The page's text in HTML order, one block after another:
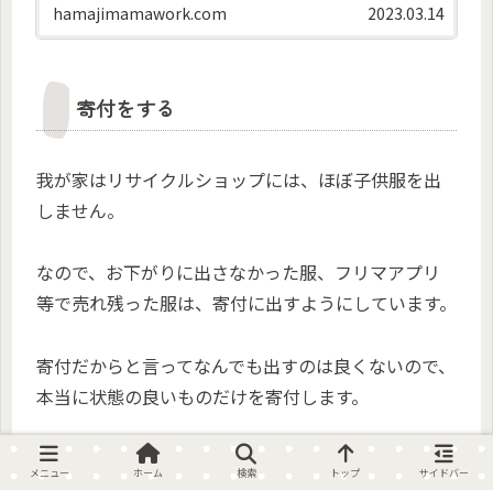
考えました。 ネットで検索すると、エコリング
hamajimamawork.com 2023.03.14
寄付をする
我が家はリサイクルショップには、ほぼ子供服を出
しません。
なので、お下がりに出さなかった服、フリマアプリ
等で売れ残った服は、寄付に出すようにしています。
寄付だからと言ってなんでも出すのは良くないので、
本当に状態の良いものだけを寄付します。
私が寄付に出すのは、海外リユース。
メニュー ホーム 検索 トップ サイドバー